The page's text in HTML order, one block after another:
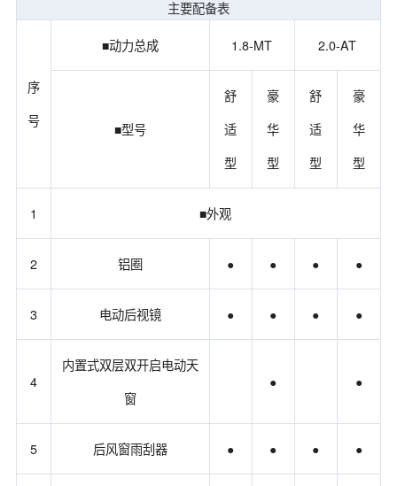
主要配备表
序
号
■动力总成 1.8-MT 2.0-AT
■型号
舒
适
型
豪
华
型
舒
适
型
豪
华
型
1 ■外观
2 铝圈 ● ● ● ●
3 电动后视镜 ● ● ● ●
4
内置式双层双开启电动天
窗
● ●
5 后风窗雨刮器 ● ● ● ●